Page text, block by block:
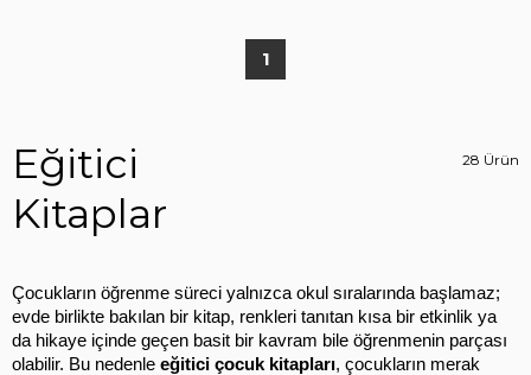
1
Eğitici
Kitaplar
28 Ürün
Çocukların öğrenme süreci yalnızca okul sıralarında başlamaz;
evde birlikte bakılan bir kitap, renkleri tanıtan kısa bir etkinlik ya
da hikaye içinde geçen basit bir kavram bile öğrenmenin parçası
olabilir. Bu nedenle eğitici çocuk kitapları, çocukların merak